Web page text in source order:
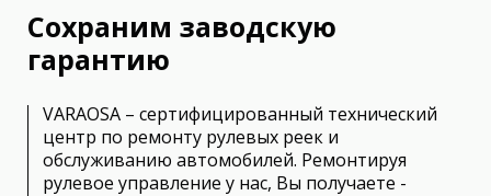
Сохраним заводскую
гарантию
VARAOSA – сертифицированный технический
центр по ремонту рулевых реек и
обслуживанию автомобилей. Ремонтируя
рулевое управление у нас, Вы получаете -